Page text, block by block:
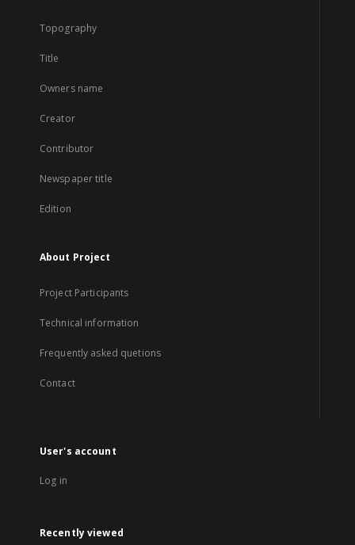
Topography
Title
Owners name
Creator
Contributor
Newspaper title
Edition
About Project
Project Participants
Technical information
Frequently asked quetions
Contact
User's account
Log in
Recently viewed